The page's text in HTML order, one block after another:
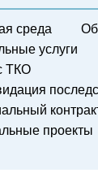
среда
услуги
ТКО
проекты